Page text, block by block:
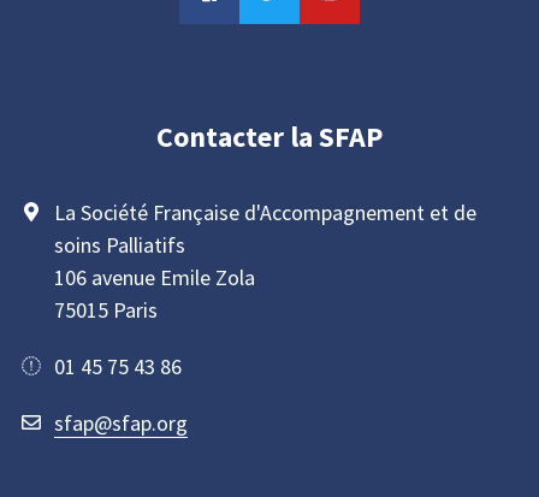
Contacter la SFAP
La Société Française d'Accompagnement et de
soins Palliatifs
106 avenue Emile Zola
75015 Paris
01 45 75 43 86
sfap@sfap.org